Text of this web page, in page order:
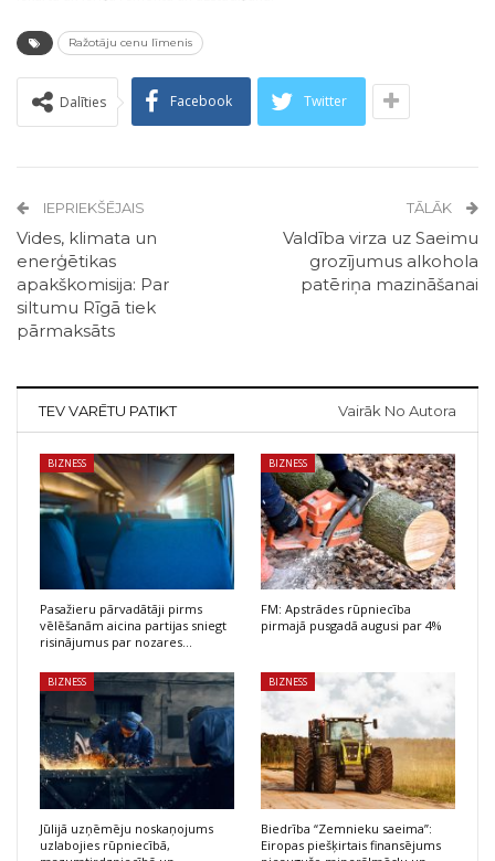
Ražotāju cenu līmenis
Dalīties Facebook Twitter
IEPRIEKŠĒJAIS
Vides, klimata un
enerģētikas
apakškomisija: Par
siltumu Rīgā tiek
pārmaksāts
TĀLĀK
Valdība virza uz Saeimu
grozījumus alkohola
patēriņa mazināšanai
TEV VARĒTU PATIKT Vairāk No Autora
BIZNESS
Pasažieru pārvadātāji pirms
vēlēšanām aicina partijas sniegt
risinājumus par nozares…
BIZNESS
FM: Apstrādes rūpniecība
pirmajā pusgadā augusi par 4%
BIZNESS
Jūlijā uzņēmēju noskaņojums
uzlabojies rūpniecībā,
BIZNESS
Biedrība “Zemnieku saeima”:
Eiropas piešķirtais finansējums